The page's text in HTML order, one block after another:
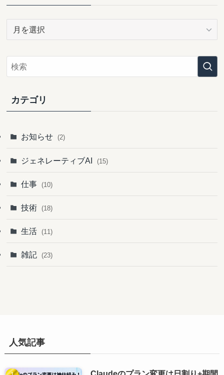
イ
ブ
カテゴリ
お知らせ (2)
ジェネレーティブAI (15)
仕事 (10)
技術 (18)
生活 (11)
雑記 (23)
人気記事